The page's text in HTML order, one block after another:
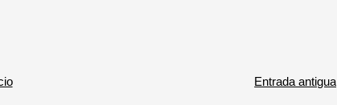
Entrada antigua